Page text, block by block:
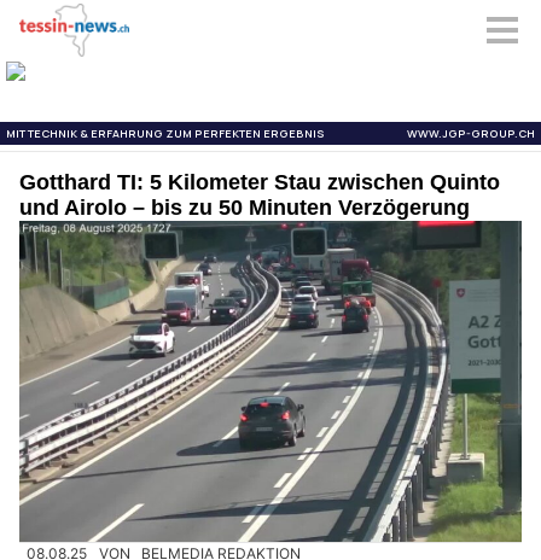
Gotthard TI: 5 Kilometer Stau zwischen Quinto
und Airolo – bis zu 50 Minuten Verzögerung
08.08.25 VON BELMEDIA REDAKTION